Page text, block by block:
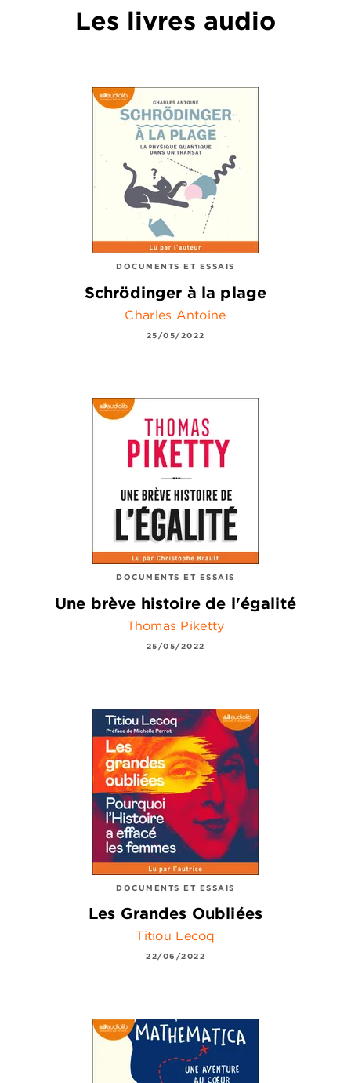
Les livres audio
DOCUMENTS ET ESSAIS
Schrödinger à la plage
Charles Antoine
25/05/2022
DOCUMENTS ET ESSAIS
Une brève histoire de l'égalité
Thomas Piketty
25/05/2022
DOCUMENTS ET ESSAIS
Les Grandes Oubliées
Titiou Lecoq
22/06/2022